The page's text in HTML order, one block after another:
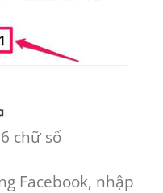
chữ số
Facebook, nhập